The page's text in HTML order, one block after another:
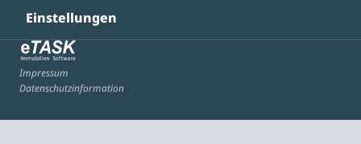
Einstellungen
Impressum
Datenschutzinformation